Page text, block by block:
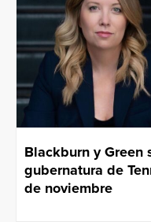
Blackburn y Green
gubernatura de
de noviembre